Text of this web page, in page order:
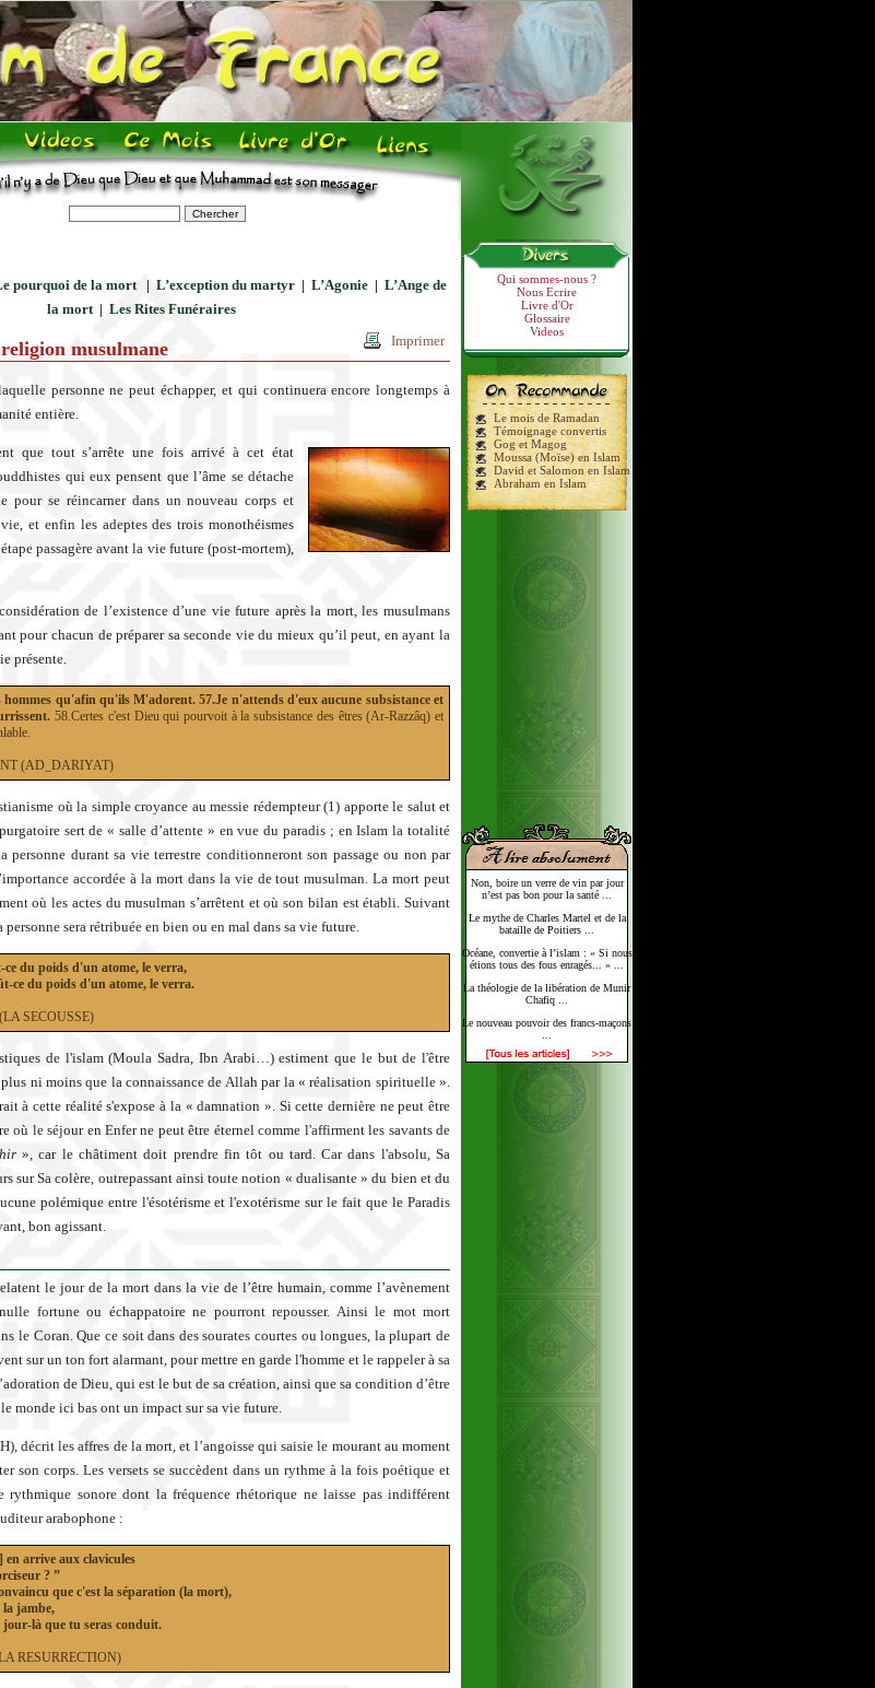
Qui sommes-nous ?
Nous Ecrire
Livre d'Or
Glossaire
Videos
Le mois de Ramadan
Témoignage convertis
Gog et Magog
Moussa (Moïse) en Islam
David et Salomon en Islam
Abraham en Islam
Non, boire un verre de vin par jour
n’est pas bon pour la santé ...
Le mythe de Charles Martel et de la
bataille de Poitiers ...
Océane, convertie à l’islam : « Si nous
étions tous des fous enragés... » ...
La théologie de la libération de Munir
Chafiq ...
Le nouveau pouvoir des francs-maçons
pourquoi de la mort | L’exception du martyr| L’Agonie| L’Ange de
la mort| Les Rites Funéraires
Imprimer
musulmane
personne ne peut échapper, et qui continuera encore longtemps à
entière.
que tout s’arrête une fois arrivé à cet état
qui eux pensent que l’âme se détache
pour se réincarner dans un nouveau corps et
et enfin les adeptes des trois monothéismes
passagère avant la vie future (post-mortem),
de l’existence d’une vie future après la mort, les musulmans
pour chacun de préparer sa seconde vie du mieux qu’il peut, en ayant la
présente.
hommes qu'afin qu'ils M'adorent. 57.Je n'attends d'eux aucune subsistance et
58.Certes c'est Dieu qui pourvoit à la subsistance des êtres (Ar-Razzâq) et
(AD_DARIYAT)
où la simple croyance au messie rédempteur (1) apporte le salut et
sert de « salle d’attente » en vue du paradis ; en Islam la totalité
personne durant sa vie terrestre conditionneront son passage ou non par
accordée à la mort dans la vie de tout musulman. La mort peut
où les actes du musulman s’arrêtent et où son bilan est établi. Suivant
sera rétribuée en bien ou en mal dans sa vie future.
du poids d'un atome, le verra,
ce du poids d'un atome, le verra.
SECOUSSE)
de l'islam (Moula Sadra, Ibn Arabi…) estiment que le but de l'être
ni moins que la connaissance de Allah par la « réalisation spirituelle ».
à cette réalité s'expose à la « damnation ». Si cette dernière ne peut être
où le séjour en Enfer ne peut être éternel comme l'affirment les savants de
», car le châtiment doit prendre fin tôt ou tard. Car dans l'absolu, Sa
sur Sa colère, outrepassant ainsi toute notion « dualisante » du bien et du
polémique entre l'ésotérisme et l'exotérisme sur le fait que le Paradis
bon agissant.
le jour de la mort dans la vie de l’être humain, comme l’avènement
fortune ou échappatoire ne pourront repousser. Ainsi le mot mort
le Coran. Que ce soit dans des sourates courtes ou longues, la plupart de
sur un ton fort alarmant, pour mettre en garde l'homme et le rappeler à sa
de Dieu, qui est le but de sa création, ainsi que sa condition d’être
monde ici bas ont un impact sur sa vie future.
décrit les affres de la mort, et l’angoisse qui saisie le mourant au moment
son corps. Les versets se succèdent dans un rythme à la fois poétique et
rythmique sonore dont la fréquence rhétorique ne laisse pas indifférent
arabophone :
arrive aux clavicules
? ”
que c'est la séparation (la mort),
la jambe,
jour-là que tu seras conduit.
RESURRECTION)